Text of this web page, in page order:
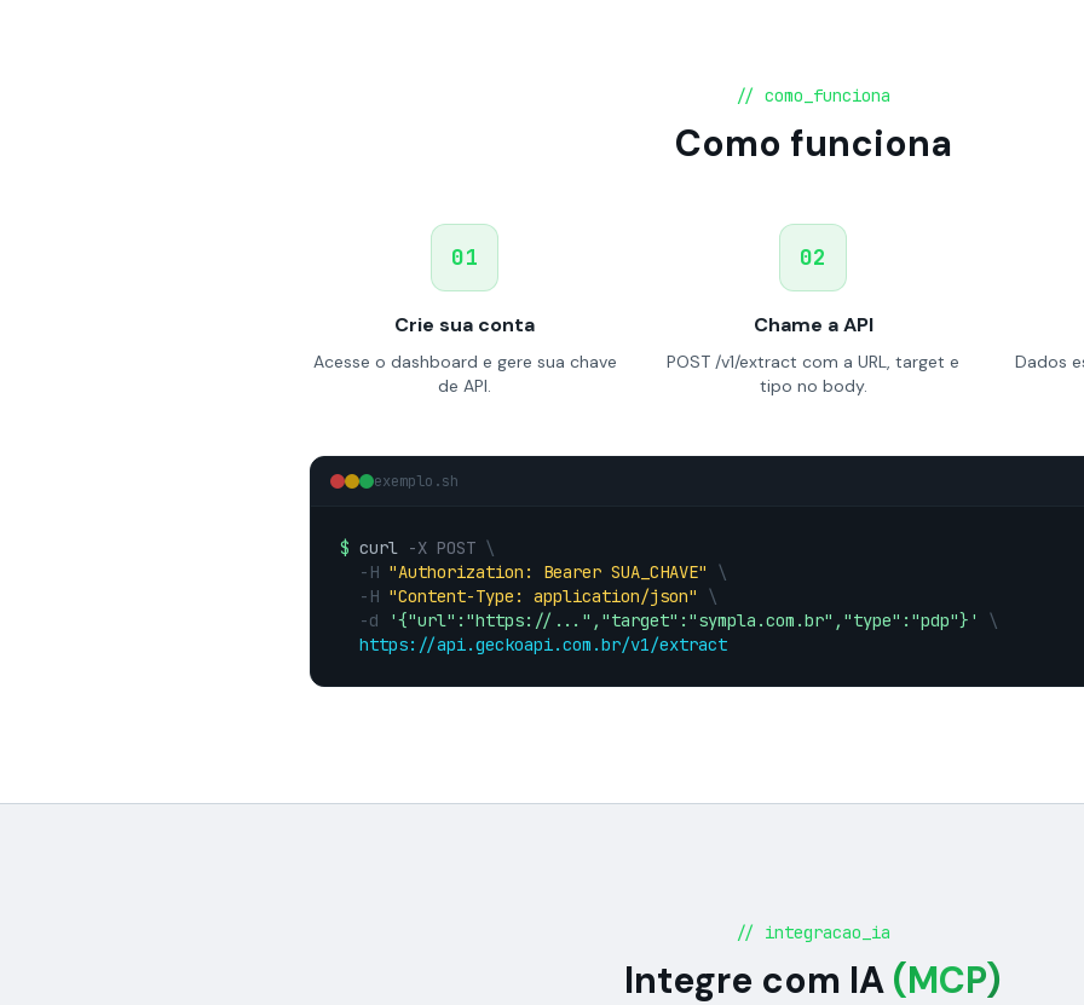
// como_funciona
Como funciona
01
Crie sua conta
Acesse o dashboard e gere sua chave
de API.
02
Chame a API
POST /v1/extract com a URL, target e
tipo no body.
Dados
exemplo.sh
$ curl -X POST \
-H "Authorization: Bearer SUA_CHAVE"
\
-H "Content-Type: application/json"
\
-d
'{"url":"https://...","target":"sympla.com.br","type":"pdp"}' \
https://api.geckoapi.com.br/v1/extract
// integracao_ia
Integre com IA (MCP)